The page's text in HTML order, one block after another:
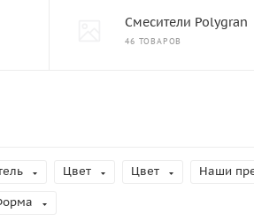
Смесители Polygran
46 ТОВАРОВ
Цвет Цвет Наши